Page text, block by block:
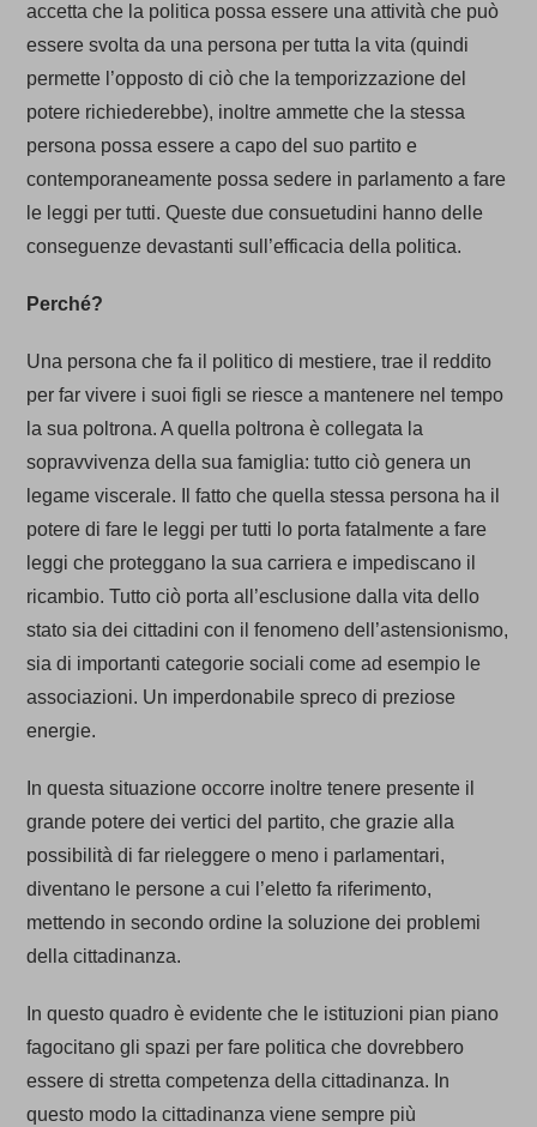
accetta che la politica possa essere una attività che può
essere svolta da una persona per tutta la vita (quindi
permette l’opposto di ciò che la temporizzazione del
potere richiederebbe), inoltre ammette che la stessa
persona possa essere a capo del suo partito e
contemporaneamente possa sedere in parlamento a fare
le leggi per tutti. Queste due consuetudini hanno delle
conseguenze devastanti sull’efficacia della politica.
Perché?
Una persona che fa il politico di mestiere, trae il reddito
per far vivere i suoi figli se riesce a mantenere nel tempo
la sua poltrona. A quella poltrona è collegata la
sopravvivenza della sua famiglia: tutto ciò genera un
legame viscerale. Il fatto che quella stessa persona ha il
potere di fare le leggi per tutti lo porta fatalmente a fare
leggi che proteggano la sua carriera e impediscano il
ricambio. Tutto ciò porta all’esclusione dalla vita dello
stato sia dei cittadini con il fenomeno dell’astensionismo,
sia di importanti categorie sociali come ad esempio le
associazioni. Un imperdonabile spreco di preziose
energie.
In questa situazione occorre inoltre tenere presente il
grande potere dei vertici del partito, che grazie alla
possibilità di far rieleggere o meno i parlamentari,
diventano le persone a cui l’eletto fa riferimento,
mettendo in secondo ordine la soluzione dei problemi
della cittadinanza.
In questo quadro è evidente che le istituzioni pian piano
fagocitano gli spazi per fare politica che dovrebbero
essere di stretta competenza della cittadinanza. In
questo modo la cittadinanza viene sempre più